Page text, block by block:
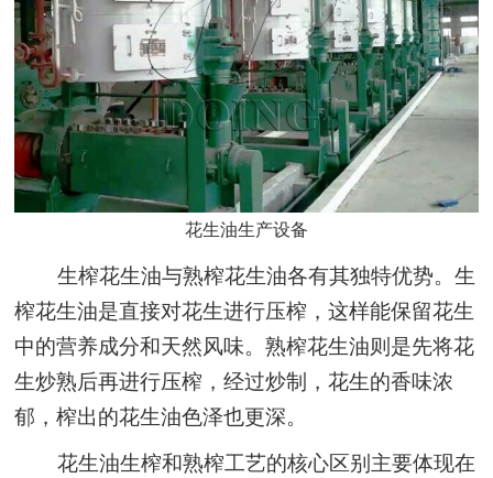
花生油生产设备
生榨花生油与熟榨花生油各有其独特优势。生
榨花生油是直接对花生进行压榨，这样能保留花生
中的营养成分和天然风味。熟榨花生油则是先将花
生炒熟后再进行压榨，经过炒制，花生的香味浓
郁，榨出的花生油色泽也更深。
花生油生榨和熟榨工艺的核心区别主要体现在